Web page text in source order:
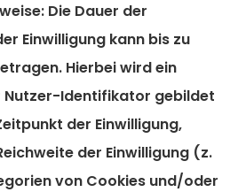
Die Dauer der
Einwilligung kann bis zu
Hierbei wird ein
Nutzer-Identifikator gebildet
der Einwilligung,
der Einwilligung (z.
von Cookies und/oder